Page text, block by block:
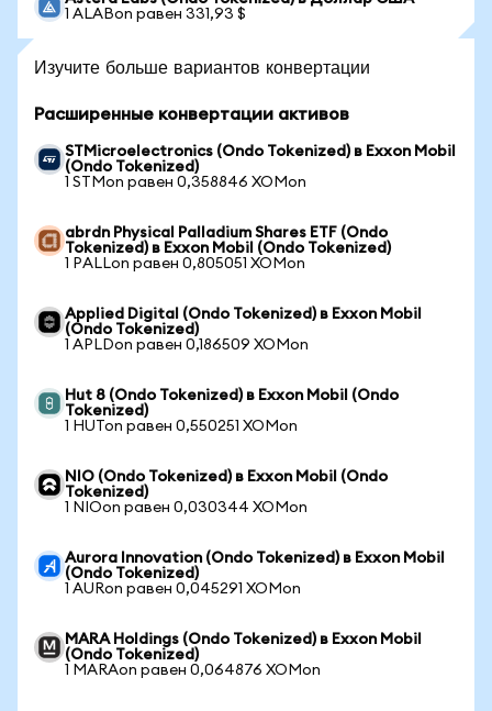
1 ALABon равен 331,93 $
Изучите больше вариантов конвертации
Расширенные конвертации активов
STMicroelectronics (Ondo Tokenized) в Exxon Mobil
(Ondo Tokenized)
1 STMon равен 0,358846 XOMon
abrdn Physical Palladium Shares ETF (Ondo
Tokenized) в Exxon Mobil (Ondo Tokenized)
1 PALLon равен 0,805051 XOMon
Applied Digital (Ondo Tokenized) в Exxon Mobil
(Ondo Tokenized)
1 APLDon равен 0,186509 XOMon
Hut 8 (Ondo Tokenized) в Exxon Mobil (Ondo
Tokenized)
1 HUTon равен 0,550251 XOMon
NIO (Ondo Tokenized) в Exxon Mobil (Ondo
Tokenized)
1 NIOon равен 0,030344 XOMon
Aurora Innovation (Ondo Tokenized) в Exxon Mobil
(Ondo Tokenized)
1 AURon равен 0,045291 XOMon
MARA Holdings (Ondo Tokenized) в Exxon Mobil
(Ondo Tokenized)
1 MARAon равен 0,064876 XOMon